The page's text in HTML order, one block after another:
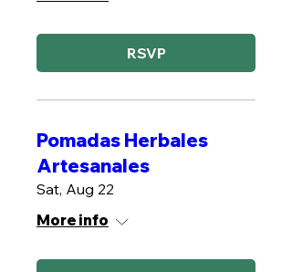
RSVP
Pomadas Herbales
Artesanales
Sat, Aug 22
More info